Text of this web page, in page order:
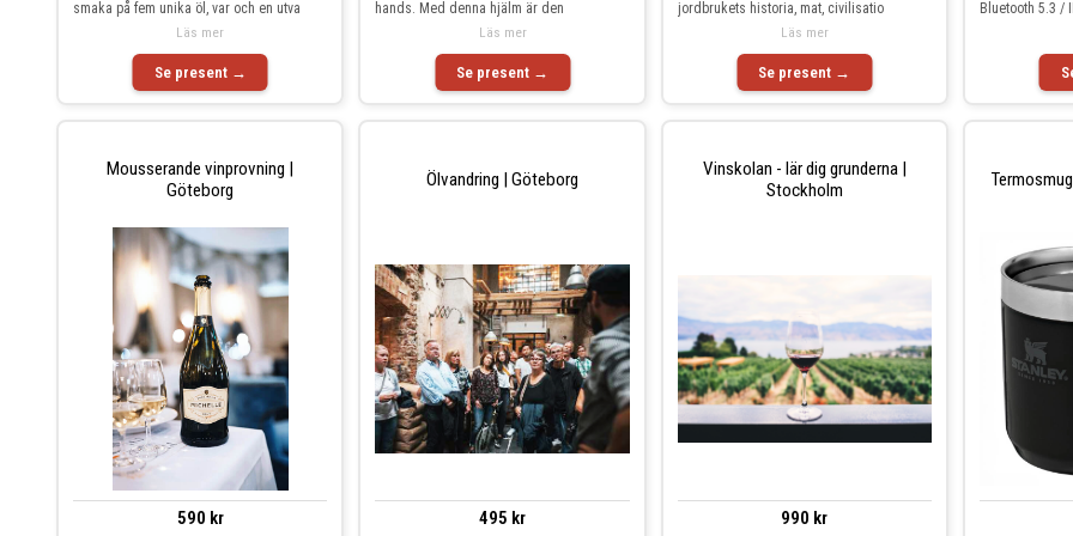
smaka på fem unika öl, var och en utva
Se present →
Läs mer
hands. Med denna hjälm är den
Se present →
Läs mer
jordbrukets historia, mat, civilisatio
Se present →
Läs mer
Bluetooth 5.3 /
Mousserande vinprovning |
Göteborg
590 kr
Ölvandring | Göteborg
495 kr
Vinskolan - lär dig grunderna |
Stockholm
990 kr